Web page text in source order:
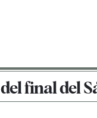
del final del